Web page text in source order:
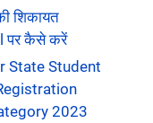
शिकायत
पर कैसे करें
State Student
2023